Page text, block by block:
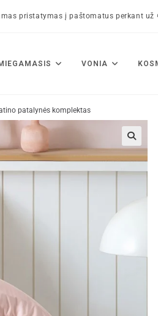
pristatymas į paštomatus perkant už
VONIA
patalynės komplektas